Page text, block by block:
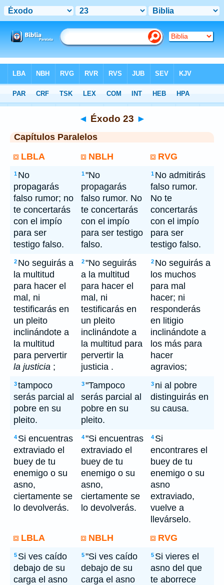
> Éxodo 23
◄ Éxodo 23 ►
Capítulos Paralelos
LBLA
NBLH RVG
1 No
propagarás
falso rumor; no
te concertarás
con el impío
para ser
testigo falso.
1"No
propagarás
falso rumor. No
te concertarás
con el impío
para ser testigo
falso.
1 No admitirás
falso rumor.
No te
concertarás
con el impío
para ser
testigo falso.
2 No seguirás a
la multitud
para hacer el
mal, ni
testificarás en
un pleito
inclinándote a
la multitud
para pervertir
la justicia ;
2"No seguirás
a la multitud
para hacer el
mal, ni
testificarás en
un pleito
inclinándote a
la multitud para
pervertir la
justicia .
2 No seguirás a
los muchos
para mal
hacer; ni
responderás
en litigio
inclinándote a
los más para
hacer
agravios;
3tampoco
serás parcial al
pobre en su
pleito.
3"Tampoco
serás parcial al
pobre en su
pleito.
3 ni al pobre
distinguirás en
su causa.
4 Si encuentras
extraviado el
buey de tu
enemigo o su
asno,
ciertamente se
lo devolverás.
4"Si encuentras
extraviado el
buey de tu
enemigo o su
asno,
ciertamente se
lo devolverás.
4 Si
encontrares el
buey de tu
enemigo o su
asno
extraviado,
vuelve a
llevárselo.
LBLA
NBLH RVG
5 Si ves caído
debajo de su
carga el asno
5"Si ves caído
debajo de su
carga el asno
5 Si vieres el
asno del que
te aborrece